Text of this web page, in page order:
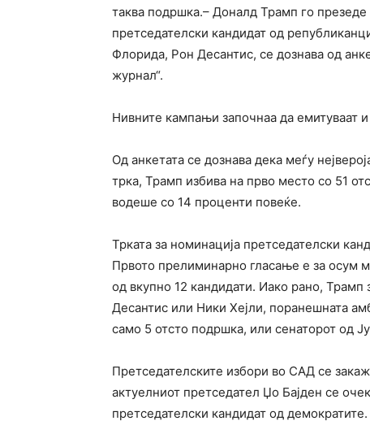
таква подршка.– Доналд Трамп го презеде
претседателски кандидат од
Флорида, Рон Десантис, се дознава од
журнал“.
Нивните кампањи започнаа да емитуваат
Од анкетата се дознава дека меѓу
трка, Трамп избива на прво место со 51
водеше со 14 проценти повеќе.
Трката за номинација претседателски
Првото прелиминарно гласање е за осум
од вкупно 12 кандидати. Иако рано, Трамп
Десантис или Ники Хејли, поранешната
само 5 отсто подршка, или сенаторот од
Претседателските избори во САД се
актуелниот претседател Џо Бајден се
претседателски кандидат од демократите.